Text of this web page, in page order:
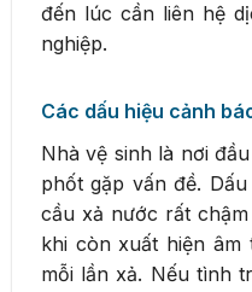
đến lúc cần liên hệ
nghiệp.
Các dấu hiệu cảnh
Nhà vệ sinh là nơi
phốt gặp vấn đề.
cầu xả nước rất
khi còn xuất hiện âm
mỗi lần xả. Nếu tình